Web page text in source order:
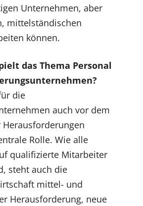
Unternehmen, aber
mittelständischen
können.
das Thema Personal
die
auch vor dem
Rolle. Wie alle
qualifizierte Mitarbeiter
steht auch die
mittel- und
Herausforderung, neue